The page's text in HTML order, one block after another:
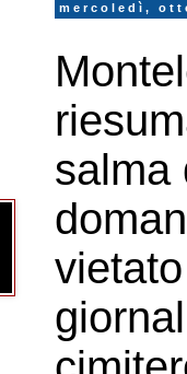
mercoledì,
salma